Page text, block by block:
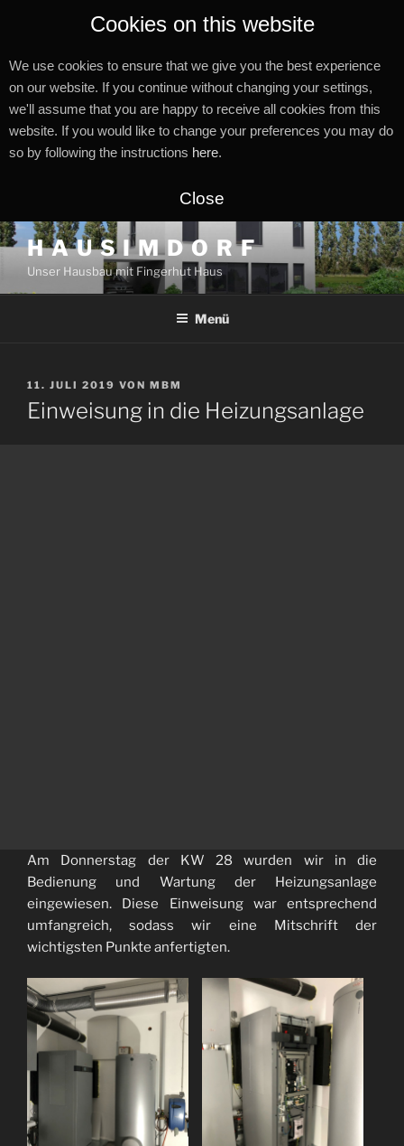
Cookies on this website
We use cookies to ensure that we give you the best experience
on our website. If you continue without changing your settings,
we'll assume that you are happy to receive all cookies from this
website. If you would like to change your preferences you may do
so by following the instructions here.
Close
Zum
Inhalt
springen
H A U S I M D O R F
Unser Hausbau mit Fingerhut Haus
Menü
VERÖFFENTLICHT
AM
11. JULI 2019 VON MBM
Einweisung in die Heizungsanlage
Am Donnerstag der KW 28 wurden wir in die
Bedienung und Wartung der Heizungsanlage
eingewiesen. Diese Einweisung war entsprechend
umfangreich, sodass wir eine Mitschrift der
wichtigsten Punkte anfertigten.